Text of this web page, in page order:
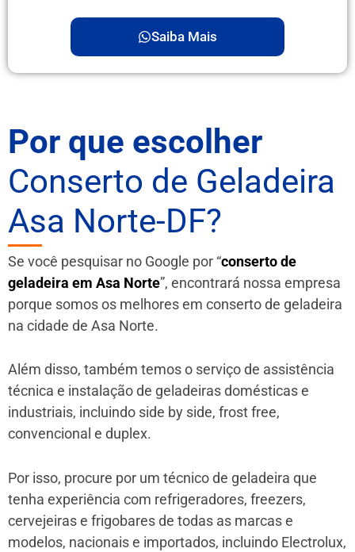
Saiba Mais
Por que escolher
Conserto de Geladeira
Asa Norte-DF?
Se você pesquisar no Google por “conserto de
geladeira em Asa Norte”, encontrará nossa empresa
porque somos os melhores em conserto de geladeira
na cidade de Asa Norte.
Além disso, também temos o serviço de assistência
técnica e instalação de geladeiras domésticas e
industriais, incluindo side by side, frost free,
convencional e duplex.
Por isso, procure por um técnico de geladeira que
tenha experiência com refrigeradores, freezers,
cervejeiras e frigobares de todas as marcas e
modelos, nacionais e importados, incluindo Electrolux,